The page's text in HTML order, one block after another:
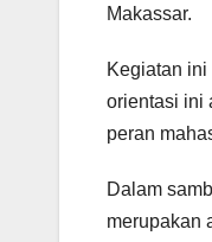
Makassar.
Kegiatan
orientasi ini
peran
Dalam
merupakan